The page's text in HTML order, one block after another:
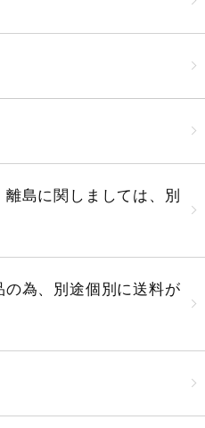
島に関しましては、別
為、別途個別に送料が